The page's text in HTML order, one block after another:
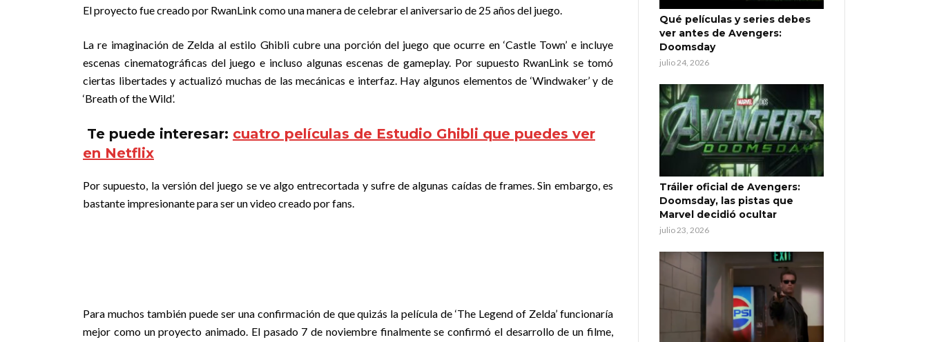
El proyecto fue creado por RwanLink como una manera de celebrar el aniversario de 25 años del juego.
La re imaginación de Zelda al estilo Ghibli cubre una porción del juego que ocurre en ‘Castle Town’ e incluye
escenas cinematográficas del juego e incluso algunas escenas de gameplay. Por supuesto RwanLink se tomó
ciertas libertades y actualizó muchas de las mecánicas e interfaz. Hay algunos elementos de ‘Windwaker’ y de
‘Breath of the Wild’.
Te puede interesar: cuatro películas de Estudio Ghibli que puedes ver
en Netflix
Por supuesto, la versión del juego se ve algo entrecortada y sufre de algunas caídas de frames. Sin embargo, es
bastante impresionante para ser un video creado por fans.
Para muchos también puede ser una confirmación de que quizás la película de ‘The Legend of Zelda’ funcionaría
mejor como un proyecto animado. El pasado 7 de noviembre finalmente se confirmó el desarrollo de un filme,
Qué películas y series debes
ver antes de Avengers:
Doomsday
julio 24, 2026
Tráiler oficial de Avengers:
Doomsday, las pistas que
Marvel decidió ocultar
julio 23, 2026